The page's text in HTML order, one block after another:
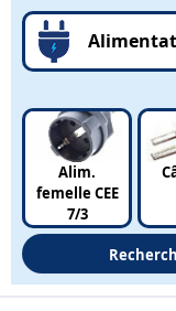
Alim.
femelle CEE
7/3